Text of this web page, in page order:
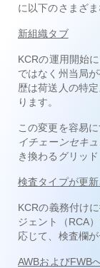
に以下のさまざ
新組織タブ
KCRの運用開始
ではなく州当局
歴は荷送人の特
ります。
この変更を容易
イチェーンセキ
き換わるグリッ
検査タイプが更
KCRの義務付け
ジェント（RCA
応じて、検査欄
AWBおよびFWB